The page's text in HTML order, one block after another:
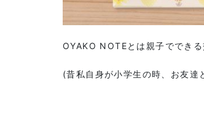
OYAKO NOTEとは親子でできる
(昔私自身が小学生の時、お友達